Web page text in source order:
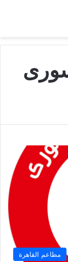
مطاعم القاهرة